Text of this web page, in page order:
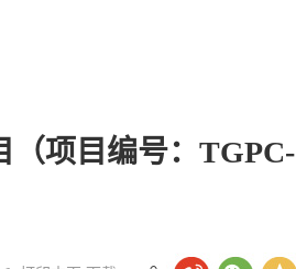
（项目编号：TGPC-